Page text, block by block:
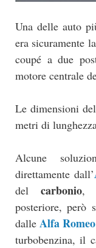
Una delle auto
era sicuramente
coupé a due
motore centrale
Le dimensioni
metri di
Alcune
direttamente dall’
del carbonio,
posteriore, però
dalle Alfa Romeo
turbobenzina, il